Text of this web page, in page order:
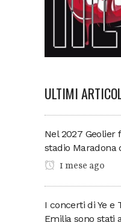
ULTIMI
Nel 2027 Geolier
stadio Maradona
1 mese ago
I concerti di Ye e
Emilia sono stati